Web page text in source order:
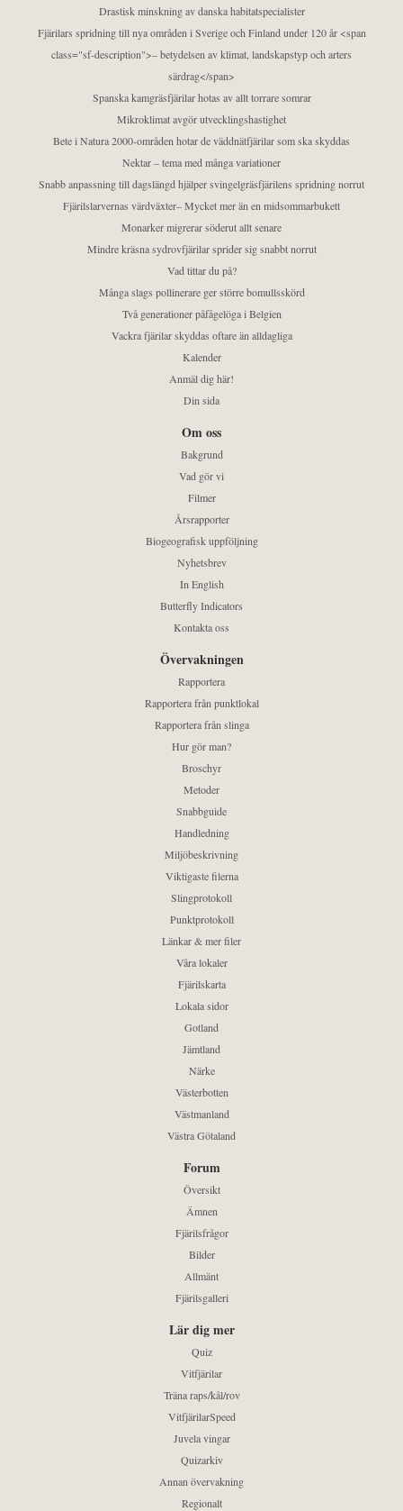
Drastisk minskning av danska habitatspecialister
Fjärilars spridning till nya områden i Sverige och Finland under 120 år <span
class="sf-description">– betydelsen av klimat, landskapstyp och arters
särdrag</span>
Spanska kamgräsfjärilar hotas av allt torrare somrar
Mikroklimat avgör utvecklingshastighet
Bete i Natura 2000-områden hotar de väddnätfjärilar som ska skyddas
Nektar – tema med många variationer
Snabb anpassning till dagslängd hjälper svingelgräsfjärilens spridning norrut
Fjärilslarvernas värdväxter– Mycket mer än en midsommarbukett
Monarker migrerar söderut allt senare
Mindre kräsna sydrovfjärilar sprider sig snabbt norrut
Vad tittar du på?
Många slags pollinerare ger större bomullsskörd
Två generationer påfågelöga i Belgien
Vackra fjärilar skyddas oftare än alldagliga
Kalender
Anmäl dig här!
Din sida
Om oss
Bakgrund
Vad gör vi
Filmer
Årsrapporter
Biogeografisk uppföljning
Nyhetsbrev
In English
Butterfly Indicators
Kontakta oss
Övervakningen
Rapportera
Rapportera från punktlokal
Rapportera från slinga
Hur gör man?
Broschyr
Metoder
Snabbguide
Handledning
Miljöbeskrivning
Viktigaste filerna
Slingprotokoll
Punktprotokoll
Länkar & mer filer
Våra lokaler
Fjärilskarta
Lokala sidor
Gotland
Jämtland
Närke
Västerbotten
Västmanland
Västra Götaland
Forum
Översikt
Ämnen
Fjärilsfrågor
Bilder
Allmänt
Fjärilsgalleri
Lär dig mer
Quiz
Vitfjärilar
Träna raps/kål/rov
VitfjärilarSpeed
Juvela vingar
Quizarkiv
Annan övervakning
Regionalt